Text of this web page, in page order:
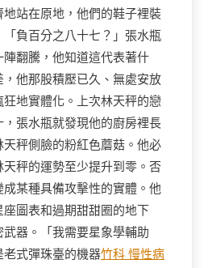
站在原地，他們的鞋子裡裝
負百分之八十七？」張水瓶
翻騰，他知道這代表著什
他那股積壓已久、無處安放
地實體化。上次林天秤的戀
張水瓶就發現他的廚房裡長
秤側臉的粉紅色蘑菇。他必
秤的運勢至少提升到零。否
某種具備攻擊性的實體。他
圖表和過期甜甜圈的地下
器。「我需要星象學輔助
式彈珠臺的機器竹科 慢性病